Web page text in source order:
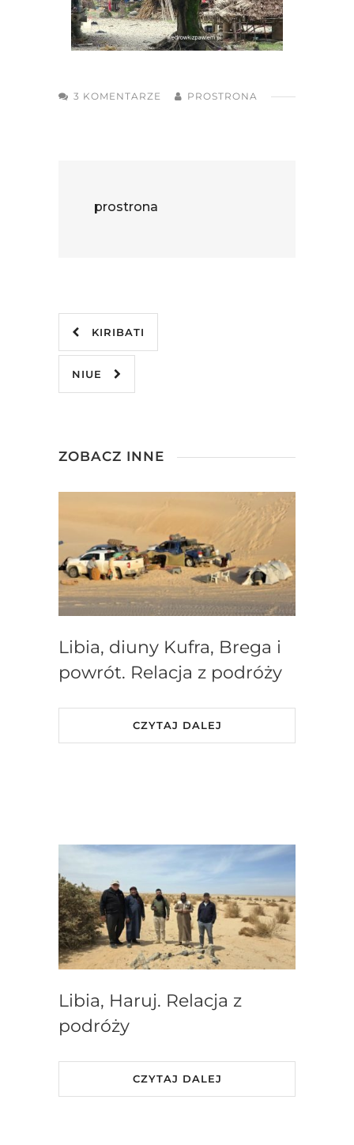
3 KOMENTARZE PROSTRONA
prostrona
KIRIBATI
NIUE
ZOBACZ INNE
Libia, diuny Kufra, Brega i
powrót. Relacja z podróży
CZYTAJ DALEJ
Libia, Haruj. Relacja z
podróży
CZYTAJ DALEJ